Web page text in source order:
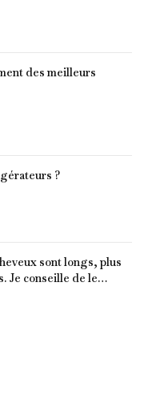
des meilleurs
?
sont longs, plus
Je conseille de le